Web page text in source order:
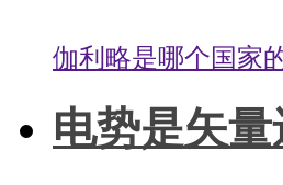
伽利略是哪个国家
电势是矢